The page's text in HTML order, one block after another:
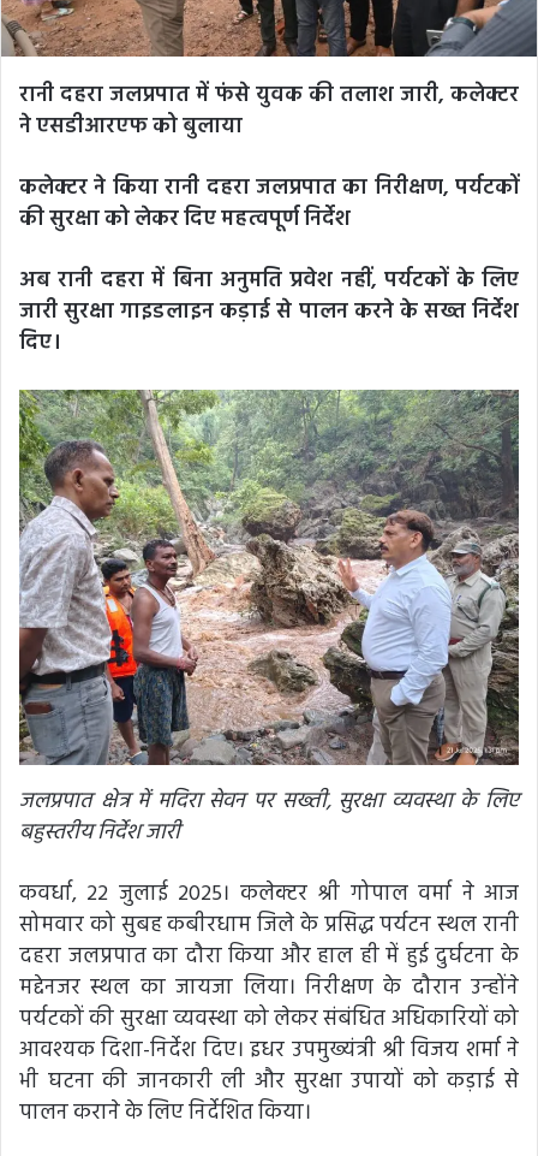
रानी दहरा जलप्रपात में फंसे युवक की तलाश जारी, कलेक्टर
ने एसडीआरएफ को बुलाया
कलेक्टर ने किया रानी दहरा जलप्रपात का निरीक्षण, पर्यटकों
की सुरक्षा को लेकर दिए महत्वपूर्ण निर्देश
अब रानी दहरा में बिना अनुमति प्रवेश नहीं, पर्यटकों के लिए
जारी सुरक्षा गाइडलाइन कड़ाई से पालन करने के सख्त निर्देश
दिए।
जलप्रपात क्षेत्र में मदिरा सेवन पर सख्ती, सुरक्षा व्यवस्था के लिए
बहुस्तरीय निर्देश जारी
कवर्धा, 22 जुलाई 2025। कलेक्टर श्री गोपाल वर्मा ने आज
सोमवार को सुबह कबीरधाम जिले के प्रसिद्ध पर्यटन स्थल रानी
दहरा जलप्रपात का दौरा किया और हाल ही में हुई दुर्घटना के
मद्देनजर स्थल का जायजा लिया। निरीक्षण के दौरान उन्होंने
पर्यटकों की सुरक्षा व्यवस्था को लेकर संबंधित अधिकारियों को
आवश्यक दिशा-निर्देश दिए। इधर उपमुख्यंत्री श्री विजय शर्मा ने
भी घटना की जानकारी ली और सुरक्षा उपायों को कड़ाई से
पालन कराने के लिए निर्देशित किया।